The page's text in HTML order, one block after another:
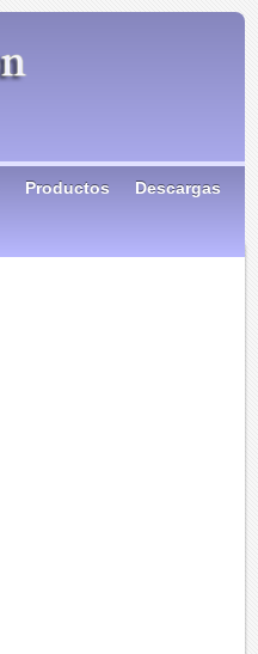
Productos Descargas